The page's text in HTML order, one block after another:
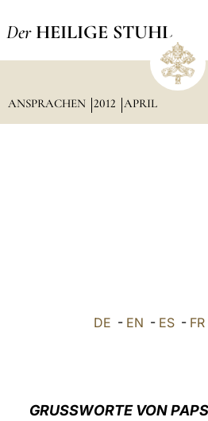
Der HEILIGE STUHL
ANSPRACHEN 2012 APRIL
DE - EN - ES - FR
GRUSSWORTE VON